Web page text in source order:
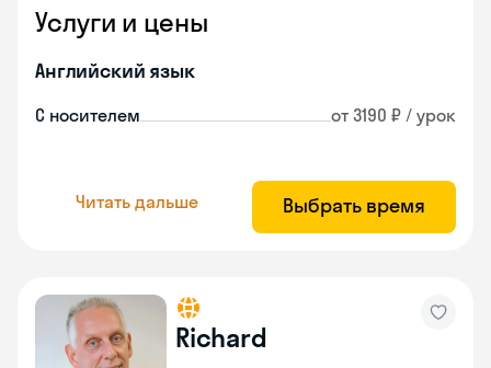
Услуги и цены
Английский язык
С носителем от 3190 ₽ / урок
Читать дальше Выбрать время
Richard